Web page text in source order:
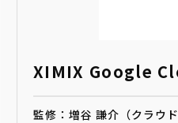
XIMIX Google
監修：増谷 謙介（クラウ